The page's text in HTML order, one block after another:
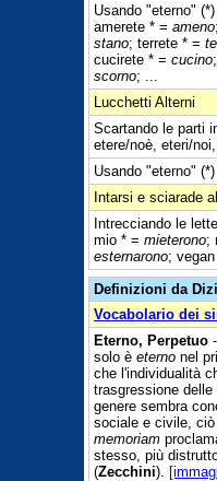
Usando "eterno"
amerete * = ameno
stano; terrete * =
cucirete * = cucino
scorno; ...
Lucchetti Alterni
Scartando le parti
etere/noè, eteri/
Usando "eterno"
Intarsi e sciarade
Intrecciando le
mio * = mieterono;
esternarono;
Definizioni da
Vocabolario dei
Eterno, Perpetuo -
solo è eterno nel
che l'individualità
trasgressione
genere sembra
sociale e civile,
memoriam
stesso, più
(Zecchini).